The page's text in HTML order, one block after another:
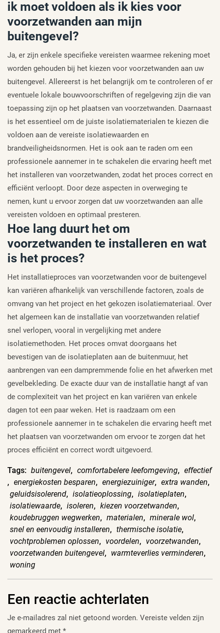
ik moet voldoen als ik kies voor
voorzetwanden aan mijn
buitengevel?
Ja, er zijn enkele specifieke vereisten waarmee rekening moet
worden gehouden bij het kiezen voor voorzetwanden aan uw
buitengevel. Allereerst is het belangrijk om te controleren of er
eventuele lokale bouwvoorschriften of regelgeving zijn die van
toepassing zijn op het plaatsen van voorzetwanden. Daarnaast
is het essentieel om de juiste isolatiematerialen te kiezen die
voldoen aan de vereiste isolatiewaarden en
brandveiligheidsnormen. Het is ook aan te raden om een
professionele aannemer in te schakelen die ervaring heeft met
het installeren van voorzetwanden, zodat het proces correct en
efficiënt verloopt. Door deze aspecten in overweging te
nemen, kunt u ervoor zorgen dat uw voorzetwanden aan alle
vereisten voldoen en optimaal presteren.
Hoe lang duurt het om
voorzetwanden te installeren en wat
is het proces?
Het installatieproces van voorzetwanden voor de buitengevel
kan variëren afhankelijk van verschillende factoren, zoals de
omvang van het project en het gekozen isolatiemateriaal. Over
het algemeen kan de installatie van voorzetwanden relatief
snel verlopen, vooral in vergelijking met andere
isolatiemethoden. Het proces omvat doorgaans het
bevestigen van de isolatieplaten aan de buitenmuur, het
aanbrengen van een dampremmende folie en het afwerken met
gevelbekleding. De exacte duur van de installatie hangt af van
de complexiteit van het project en kan variëren van enkele
dagen tot een paar weken. Het is raadzaam om een
professionele aannemer in te schakelen die ervaring heeft met
het plaatsen van voorzetwanden om ervoor te zorgen dat het
proces efficiënt en correct wordt uitgevoerd.
Tags: buitengevel, comfortabelere leefomgeving, effectief
, energiekosten besparen, energiezuiniger, extra wanden,
geluidsisolerend, isolatieoplossing, isolatieplaten,
isolatiewaarde, isoleren, kiezen voorzetwanden,
koudebruggen wegwerken, materialen, minerale wol,
snel en eenvoudig installeren, thermische isolatie,
vochtproblemen oplossen, voordelen, voorzetwanden,
voorzetwanden buitengevel, warmteverlies verminderen,
woning
Een reactie achterlaten
Je e-mailadres zal niet getoond worden. Vereiste velden zijn
gemarkeerd met *